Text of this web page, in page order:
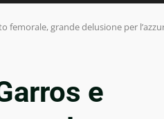
femorale, grande delusione per
e